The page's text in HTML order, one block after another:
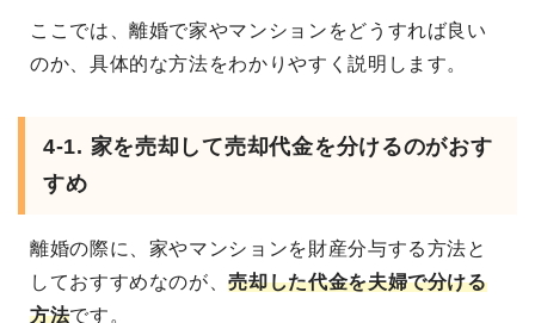
ここでは、離婚で家やマンションをどうすれば良い
のか、具体的な方法をわかりやすく説明します。
4-1. 家を売却して売却代金を分けるのがおす
すめ
離婚の際に、家やマンションを財産分与する方法と
しておすすめなのが、売却した代金を夫婦で分ける
方法です。